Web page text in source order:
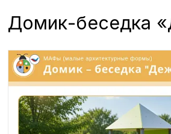
Домик-беседка